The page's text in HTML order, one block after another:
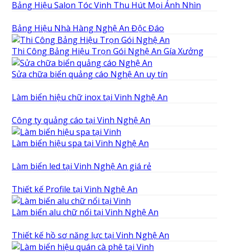
Bảng Hiệu Salon Tóc Vinh Thu Hút Mọi Ánh Nhìn
Bảng Hiệu Nhà Hàng Nghệ An Độc Đáo
Thi Công Bảng Hiệu Trọn Gói Nghệ An Gía Xưởng
Sửa chữa biển quảng cáo Nghệ An uy tín
Làm biển hiệu chữ inox tại Vinh Nghệ An
Công ty quảng cáo tại Vinh Nghệ An
Làm biển hiệu spa tại Vinh Nghệ An
Làm biển led tại Vinh Nghệ An giá rẻ
Thiết kế Profile tại Vinh Nghệ An
Làm biển alu chữ nổi tại Vinh Nghệ An
Thiết kế hồ sơ năng lực tại Vinh Nghệ An